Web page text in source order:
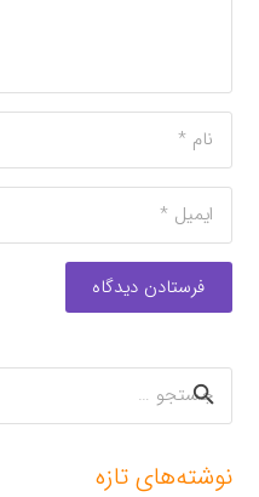
فرستادن دیدگاه
جستجو
برای:
نوشته‌های تازه